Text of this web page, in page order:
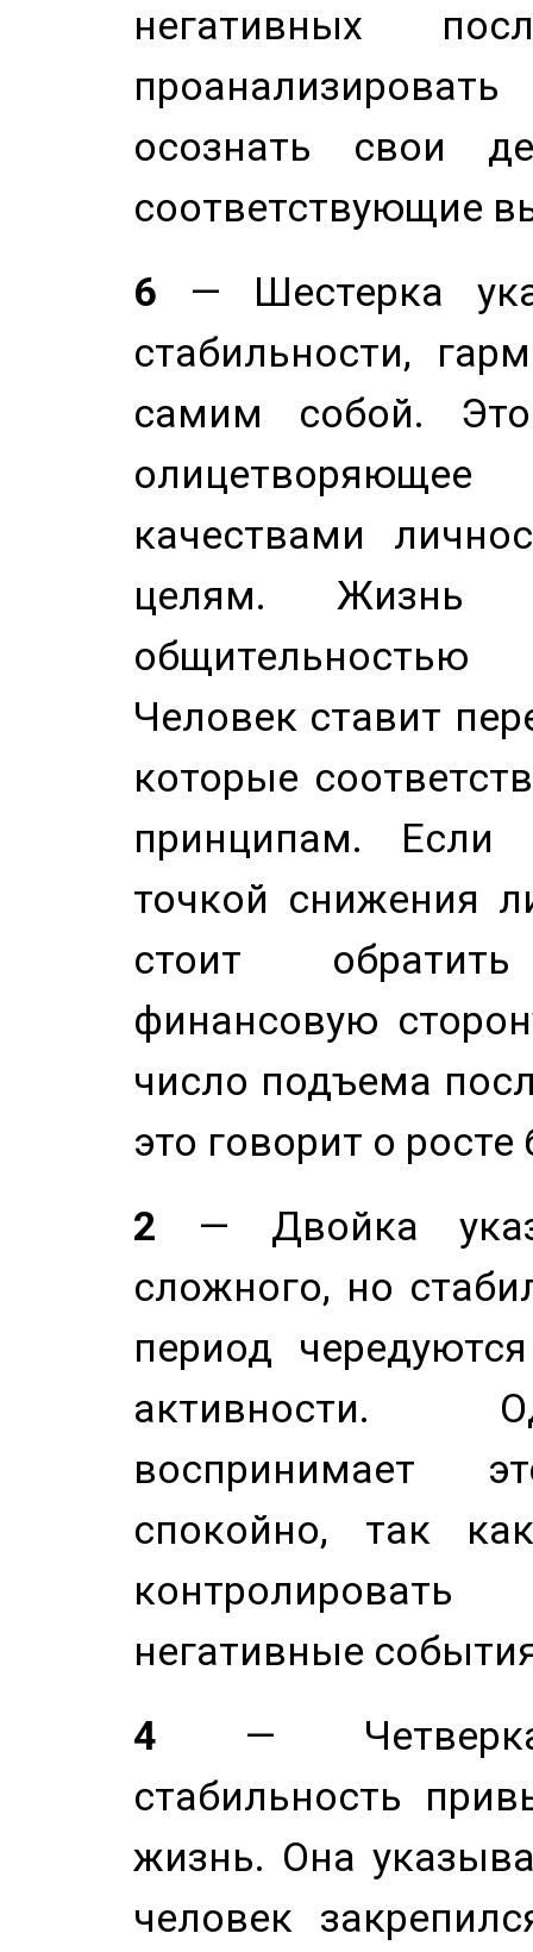
негативных
осознать свои
соответствующие
6 — Шестерка
стабильности,
самим собой.
качествами
целям. Жизнь
Человек ставит
которые
принципам. Если
точкой снижения
стоит
финансовую
число подъема
это говорит о
2 — Двойка
сложного, но
период
активности.
воспринимает
спокойно, так
негативные
4 — Четверка
стабильность
жизнь. Она
человек